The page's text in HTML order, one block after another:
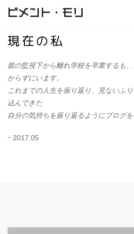
ピメント・モリ
現在の私
親の監視下から離れ学校を卒業するも
からずにいます。
これまでの人生を振り返り、見ないふ
込んできた
自分の気持ちを振り返るようにブログを
ｰ 2017.05